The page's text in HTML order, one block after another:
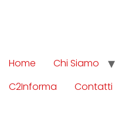
Home Chi Siamo
C2Informa
Contatti